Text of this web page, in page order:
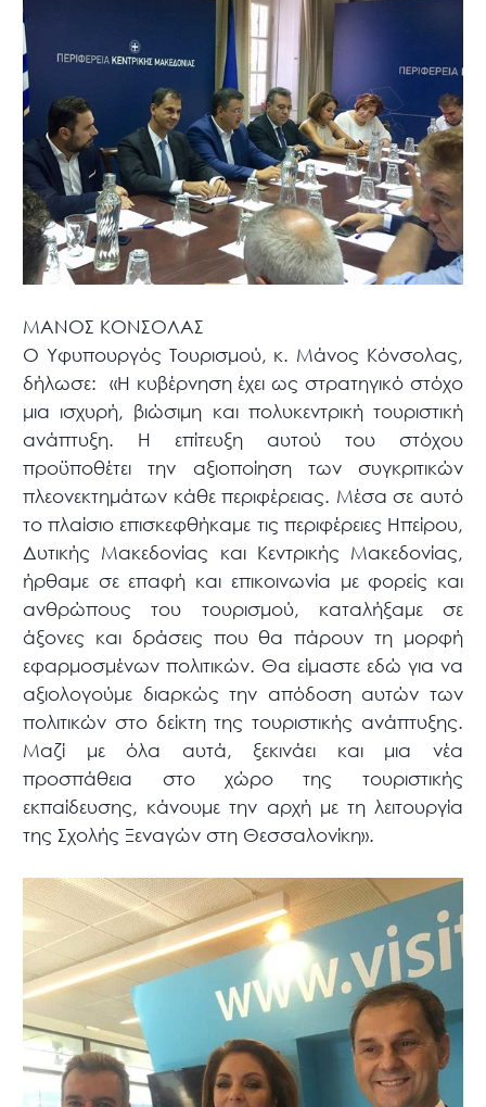
ΜΑΝΟΣ ΚΟΝΣΟΛΑΣ
Ο Υφυπουργός Τουρισμού, κ. Μάνος Κόνσολας,
δήλωσε: «Η κυβέρνηση έχει ως στρατηγικό στόχο
μια ισχυρή, βιώσιμη και πολυκεντρική τουριστική
ανάπτυξη. Η επίτευξη αυτού του στόχου
προϋποθέτει την αξιοποίηση των συγκριτικών
πλεονεκτημάτων κάθε περιφέρειας. Μέσα σε αυτό
το πλαίσιο επισκεφθήκαμε τις περιφέρειες Ηπείρου,
Δυτικής Μακεδονίας και Κεντρικής Μακεδονίας,
ήρθαμε σε επαφή και επικοινωνία με φορείς και
ανθρώπους του τουρισμού, καταλήξαμε σε
άξονες και δράσεις που θα πάρουν τη μορφή
εφαρμοσμένων πολιτικών. Θα είμαστε εδώ για να
αξιολογούμε διαρκώς την απόδοση αυτών των
πολιτικών στο δείκτη της τουριστικής ανάπτυξης.
Μαζί με όλα αυτά, ξεκινάει και μια νέα
προσπάθεια στο χώρο της τουριστικής
εκπαίδευσης, κάνουμε την αρχή με τη λειτουργία
της Σχολής Ξεναγών στη Θεσσαλονίκη».